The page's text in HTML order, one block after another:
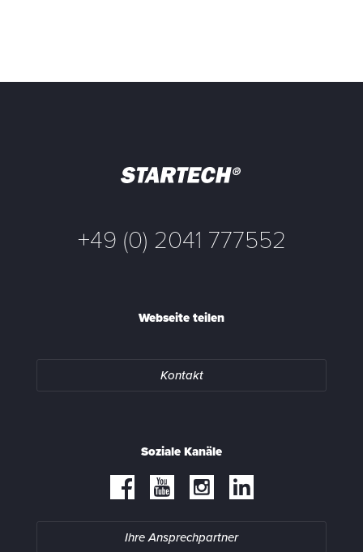
+49 (0) 2041 777552
Webseite teilen
Kontakt
Soziale Kanäle
Ihre Ansprechpartner